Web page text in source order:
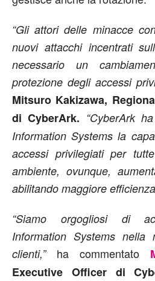
“Gli attori delle minacce
nuovi attacchi incentrati
necessario un
protezione degli accessi
Mitsuro Kakizawa,
di CyberArk. “CyberArk
Information Systems la
accessi privilegiati per
ambiente, ovunque,
abilitando maggiore
“Siamo orgogliosi di
Information Systems nella
clienti,”ha commentato
Executive Officer di